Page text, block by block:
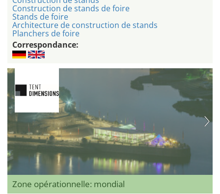
Construction de stands de foire
Stands de foire
Architecture de construction de stands
Planchers de foire
Correspondance:
Zone opérationnelle: mondial